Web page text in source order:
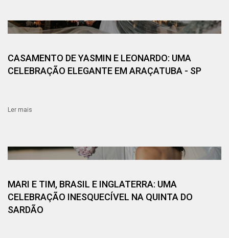
CASAMENTO DE YASMIN E LEONARDO: UMA
CELEBRAÇÃO ELEGANTE EM ARAÇATUBA - SP
Ler mais
MARI E TIM, BRASIL E INGLATERRA: UMA
CELEBRAÇÃO INESQUECÍVEL NA QUINTA DO
SARDÃO